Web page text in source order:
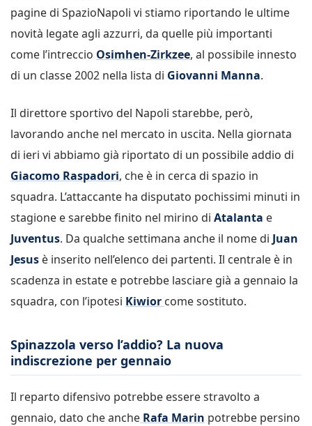
pagine di SpazioNapoli vi stiamo riportando le ultime
novità legate agli azzurri, da quelle più importanti
come l’intreccio Osimhen-Zirkzee, al possibile innesto
di un classe 2002 nella lista di Giovanni Manna.
Il direttore sportivo del Napoli starebbe, però,
lavorando anche nel mercato in uscita. Nella giornata
di ieri vi abbiamo già riportato di un possibile addio di
Giacomo Raspadori, che è in cerca di spazio in
squadra. L’attaccante ha disputato pochissimi minuti in
stagione e sarebbe finito nel mirino di Atalanta e
Juventus. Da qualche settimana anche il nome di Juan
Jesus è inserito nell’elenco dei partenti. Il centrale è in
scadenza in estate e potrebbe lasciare già a gennaio la
squadra, con l’ipotesi Kiwior come sostituto.
Spinazzola verso l’addio? La nuova
indiscrezione per gennaio
Il reparto difensivo potrebbe essere stravolto a
gennaio, dato che anche Rafa Marin potrebbe persino